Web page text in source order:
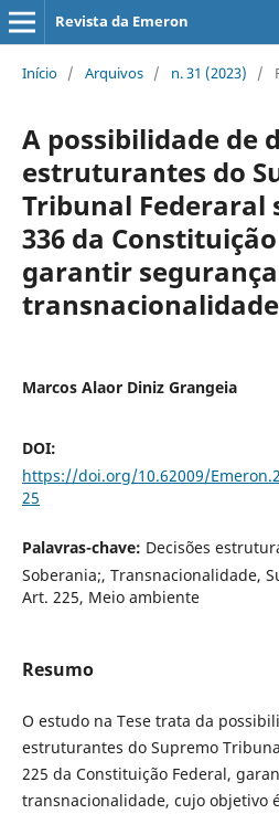
Revista da Emeron
Início / Arquivos / n. 31 (2023) /
A possibilidade de
estruturantes do
Tribunal Federaral
336 da
garantir
transnacionalidade
Marcos Alaor Diniz Grangeia
DOI:
https://doi.org/10.62009/
25
Palavras-chave: Decisões
Soberania;, Transnacionalidade,
Art. 225, Meio ambiente
Resumo
O estudo na Tese trata da
estruturantes do Supremo
225 da Constituição Federal,
transnacionalidade, cujo objetivo